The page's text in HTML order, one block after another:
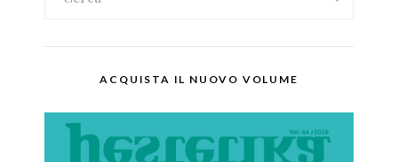
ACQUISTA IL NUOVO VOLUME